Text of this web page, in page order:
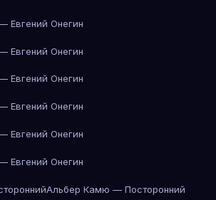
Евгений Онегин
Евгений Онегин
Евгений Онегин
Евгений Онегин
Евгений Онегин
Евгений Онегин
Альбер Камю — Посторонний